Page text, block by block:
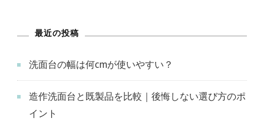
ー
ジ
送
り
ジ
最近の投稿
洗面台の幅は何cmが使いやすい？
造作洗面台と既製品を比較｜後悔しない選び方のポ
イント